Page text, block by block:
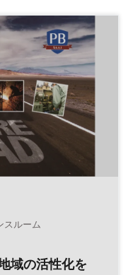
スルーム
域の活性化を